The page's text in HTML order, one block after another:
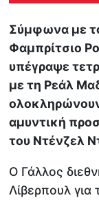
Σύμφωνα με
Φαμπρίτσιο
υπέγραψε
με τη Ρεάλ
αμυντική
του Ντένζελ
Ο Γάλλος
Λίβερπουλ για